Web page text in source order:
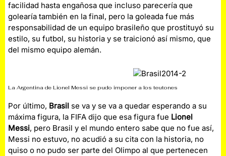
facilidad hasta engañosa que incluso parecería que
golearía también en la final, pero la goleada fue más
responsabilidad de un equipo brasileño que prostituyó su
estilo, su futbol, su historia y se traicionó así mismo, que
del mismo equipo alemán.
La Argentina de Lionel Messi se pudo imponer a los teutones
Por último, Brasil se va y se va a quedar esperando a su
máxima figura, la FIFA dijo que esa figura fue Lionel
Messi, pero Brasil y el mundo entero sabe que no fue así,
Messi no estuvo, no acudió a su cita con la historia, no
quiso o no pudo ser parte del Olimpo al que pertenecen